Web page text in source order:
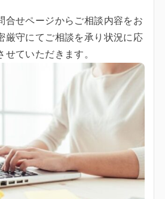
合せページからご相談内容をお
厳守にてご相談を承り状況に応
せていただきます。